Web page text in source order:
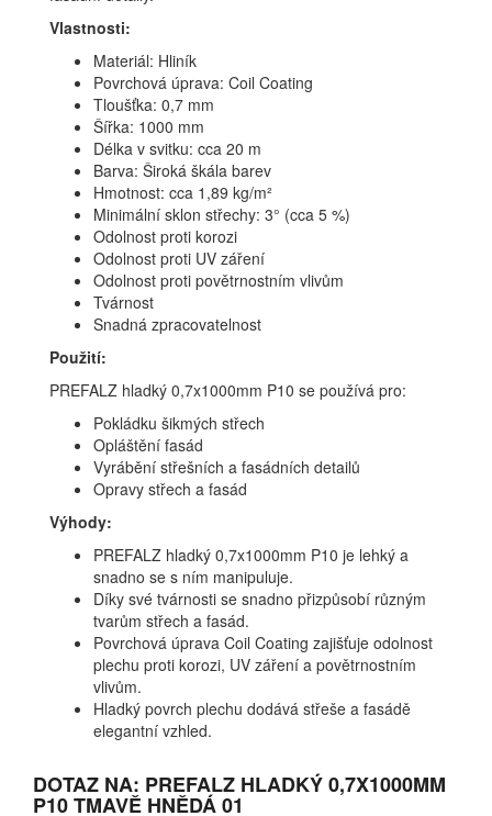
Vlastnosti:
Materiál: Hliník
Povrchová úprava: Coil Coating
Tloušťka: 0,7 mm
Šířka: 1000 mm
Délka v svitku: cca 20 m
Barva: Široká škála barev
Hmotnost: cca 1,89 kg/m²
Minimální sklon střechy: 3° (cca 5 %)
Odolnost proti korozi
Odolnost proti UV záření
Odolnost proti povětrnostním vlivům
Tvárnost
Snadná zpracovatelnost
Použití:
PREFALZ hladký 0,7x1000mm P10 se používá pro:
Pokládku šikmých střech
Opláštění fasád
Vyrábění střešních a fasádních detailů
Opravy střech a fasád
Výhody:
PREFALZ hladký 0,7x1000mm P10 je lehký a
snadno se s ním manipuluje.
Díky své tvárnosti se snadno přizpůsobí různým
tvarům střech a fasád.
Povrchová úprava Coil Coating zajišťuje odolnost
plechu proti korozi, UV záření a povětrnostním
vlivům.
Hladký povrch plechu dodává střeše a fasádě
elegantní vzhled.
DOTAZ NA: PREFALZ HLADKÝ 0,7X1000MM
P10 TMAVĚ HNĚDÁ 01